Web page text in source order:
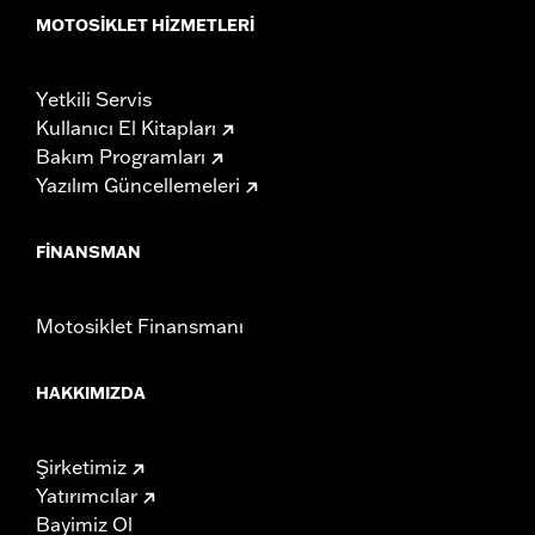
MOTOSIKLET HIZMETLERI
Yetkili Servis
Kullanıcı El Kitapları
Bakım Programları
Yazılım Güncellemeleri
FINANSMAN
Motosiklet Finansmanı
HAKKIMIZDA
Şirketimiz
Yatırımcılar
Bayimiz Ol